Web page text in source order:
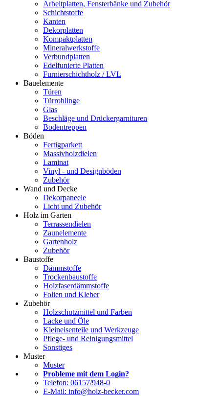
Arbeitplatten, Fensterbänke und Zubehör
Schichtstoffe
Kanten
Dekorplatten
Kompaktplatten
Mineralwerkstoffe
Verbundplatten
Edelfunierte Platten
Furnierschichtholz / LVL
Bauelemente
Türen
Türrohlinge
Glas
Beschläge und Drückergarnituren
Bodentreppen
Böden
Fertigparkett
Massivholzdielen
Laminat
Vinyl - und Designböden
Zubehör
Wand und Decke
Dekorpaneele
Licht und Zubehör
Holz im Garten
Terrassendielen
Zaunelemente
Gartenholz
Zubehör
Baustoffe
Dämmstoffe
Trockenbaustoffe
Holzfaserdämmstoffe
Folien und Kleber
Zubehör
Holzschutzmittel und Farben
Lacke und Öle
Kleineisenteile und Werkzeuge
Pflege- und Reinigungsmittel
Sonstiges
Muster
Muster
Probleme mit dem Login?
Telefon: 06157/948-0
E-Mail: info@holz-becker.com